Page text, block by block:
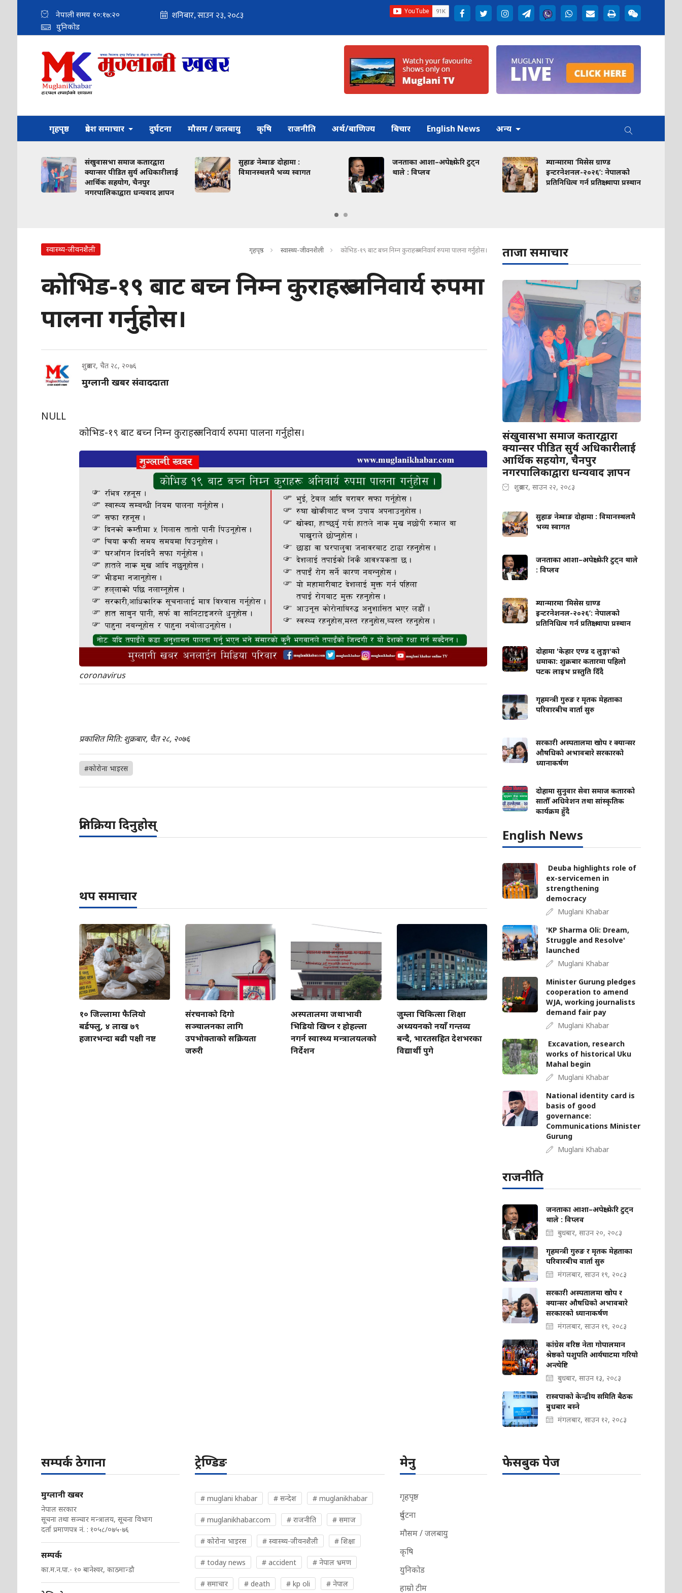
नेपाली समय १०:१७:२०
युनिकोड
गृहपृष्ठ प्रदेश समाचार दुर्घटना मौसम / जलबायु कृषि राजनीति अर्थ/बाणिज्य बिचार English News अन्य
संखुवासभा समाज कतारद्वारा
क्यान्सर पीडित सुर्य अधिकारीलाई
आर्थिक सहयोग, चैनपुर
नगरपालिकाद्वारा धन्यवाद ज्ञापन
सुहाङ नेम्वाङ दोहामा :
विमानस्थलमै भव्य स्वागत
जनताका आशा–अपेक्षा फेरि टुट्न
थाले : विप्लव
म्यान्मारमा ‘मिसेस ग्राण्ड
इन्टरनेशनल-२०२६’: नेपालको
प्रतिनिधित्व गर्न प्रतिक्षा थापा प्रस्थान
स्वास्थ्य-जीवनशैली गृहपृष्ठ स्वास्थ्य-जीवनशैली कोभिड-१९ बाट बच्न निम्न कुराहरू अनिवार्य रुपमा पालना गर्नुहोस।
कोभिड-१९ बाट बच्न निम्न कुराहरू अनिवार्य रुपमा
पालना गर्नुहोस।
शुक्रबार, चैत २८, २०७६
मुग्लानी खबर संवाददाता
NULL
कोभिड-१९ बाट बच्न निम्न कुराहरू अनिवार्य रुपमा पालना गर्नुहोस।
coronavirus
प्रकाशित मिति: शुक्रबार, चैत २८, २०७६
#कोरोना भाइरस
प्रतिक्रिया दिनुहोस्
थप समाचार
१० जिल्लामा फैलियो
बर्डफ्लु, ४ लाख ७९
हजारभन्दा बढी पक्षी नष्ट
संरचनाको दिगो
सञ्चालनका लागि
उपभोक्ताको सक्रियता
जरुरी
अस्पतालमा जथाभावी
भिडियो खिच्न र होहल्ला
नगर्न स्वास्थ्य मन्त्रालयलको
निर्देशन
जुम्ला चिकित्सा शिक्षा
अध्ययनको नयाँ गन्तव्य
बन्दै, भारतसहित देशभरका
विद्यार्थी पुगे
ताजा समाचार
संखुवासभा समाज कतारद्वारा
क्यान्सर पीडित सुर्य अधिकारीलाई
आर्थिक सहयोग, चैनपुर
नगरपालिकाद्वारा धन्यवाद ज्ञापन
शुक्रबार, साउन २२, २०८३
सुहाङ नेम्वाङ दोहामा : विमानस्थलमै
भव्य स्वागत
जनताका आशा–अपेक्षा फेरि टुट्न थाले
: विप्लव
म्यान्मारमा ‘मिसेस ग्राण्ड
इन्टरनेशनल-२०२६’: नेपालको
प्रतिनिधित्व गर्न प्रतिक्षा थापा प्रस्थान
दोहामा 'केहार एण्ड द लुङ्गा'को
धमाका: शुक्रबार कतारमा पहिलो
पटक लाइभ प्रस्तुति दिँदै
गृहमन्त्री गुरुङ र मृतक मेहताका
परिवारबीच वार्ता सुरु
सरकारी अस्पतालमा खोप र क्यान्सर
औषधिको अभावबारे सरकारको
ध्यानाकर्षण
दोहामा सुनुवार सेवा समाज कतारको
सातौँ अधिवेशन तथा सांस्कृतिक
कार्यक्रम हुँदै
English News
Deuba highlights role of
ex-servicemen in
strengthening
democracy
Muglani Khabar
'KP Sharma Oli: Dream,
Struggle and Resolve'
launched
Muglani Khabar
Minister Gurung pledges
cooperation to amend
WJA, working journalists
demand fair pay
Muglani Khabar
Excavation, research
works of historical Uku
Mahal begin
Muglani Khabar
National identity card is
basis of good
governance:
Communications Minister
Gurung
Muglani Khabar
राजनीति
जनताका आशा–अपेक्षा फेरि टुट्न
थाले : विप्लव
बुधबार, साउन २०, २०८३
गृहमन्त्री गुरुङ र मृतक मेहताका
परिवारबीच वार्ता सुरु
मंगलबार, साउन १९, २०८३
सरकारी अस्पतालमा खोप र
क्यान्सर औषधिको अभावबारे
सरकारको ध्यानाकर्षण
मंगलबार, साउन १९, २०८३
कांग्रेस वरिष्ठ नेता गोपालमान
श्रेष्ठको पशुपति आर्यघाटमा गरियो
अन्त्येष्टि
बुधबार, साउन १३, २०८३
रास्वपाको केन्द्रीय समिति बैठक
बुधबार बस्ने
मंगलबार, साउन १२, २०८३
सम्पर्क ठेगाना
मुग्लानी खबर
नेपाल सरकार
सूचना तथा सञ्चार मन्त्रालय, सूचना विभाग
दर्ता प्रमाणपत्र नं. : १०५८/०७५-७६
सम्पर्क
का.म.न.पा.- १० बानेश्वर, काठमान्डौ
ट्रेण्डिङ
# muglani khabar # सन्देश # muglanikhabar
# muglanikhabar.com # राजनीति # समाज
# कोरोना भाइरस # स्वास्थ्य-जीवनशैली # शिक्षा
# today news # accident # नेपाल भ्रमण
# समाचार # death # kp oli # नेपाल
मेनु
गृहपृष्ठ
दुर्घटना
मौसम / जलबायु
कृषि
युनिकोड
हाम्रो टीम
फेसबुक पेज